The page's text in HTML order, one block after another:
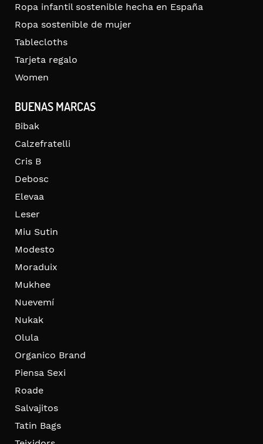
Ropa infantil sostenible hecha en España
Ropa sostenible de mujer
Tablecloths
Tarjeta regalo
Women
BUENAS MARCAS
Bibak
Calzefratelli
Cris B
Debosc
Elevaa
Leser
Miu Sutin
Modesto
Moraduix
Mukhee
Nuevemí
Nukak
Olula
Organico Brand
Piensa Sexi
Roade
Salvajitos
Tatin Bags